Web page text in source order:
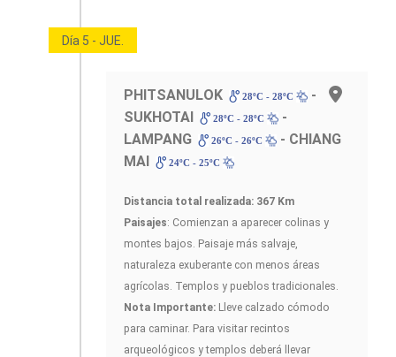
Día 5 - JUE.
PHITSANULOK 28ºC - 28ºC
-
SUKHOTAI
28ºC - 28ºC
-
LAMPANG
26ºC - 26ºC
- CHIANG
MAI
24ºC - 25ºC
Distancia total realizada: 367 Km
Paisajes: Comienzan a aparecer colinas y
montes bajos. Paisaje más salvaje,
naturaleza exuberante con menos áreas
agrícolas. Templos y pueblos tradicionales.
Nota Importante: Lleve calzado cómodo
para caminar. Para visitar recintos
arqueológicos y templos deberá llevar